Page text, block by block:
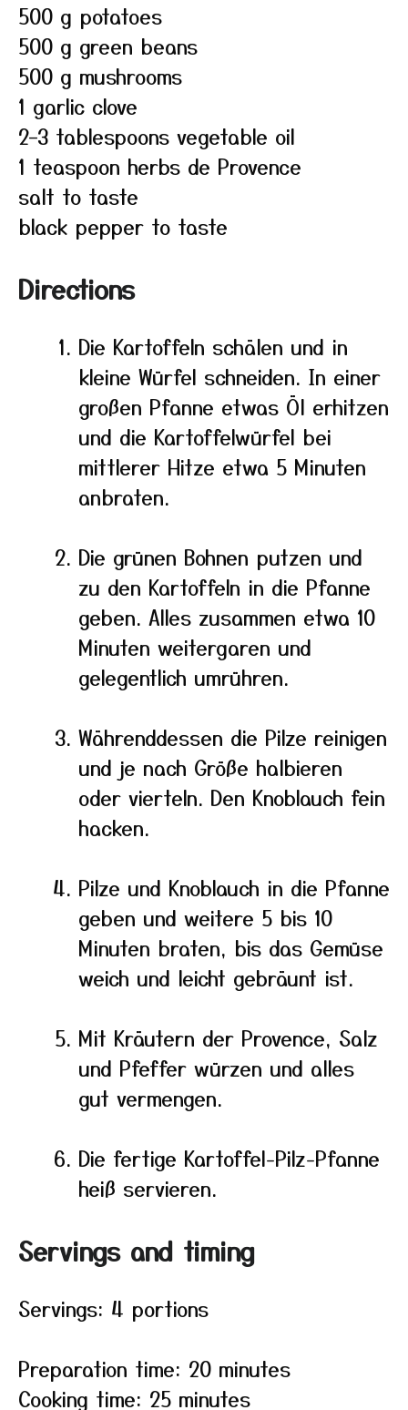
500 g potatoes
500 g green beans
500 g mushrooms
1 garlic clove
2–3 tablespoons vegetable oil
1 teaspoon herbs de Provence
salt to taste
black pepper to taste
Directions
Die Kartoffeln schälen und in
kleine Würfel schneiden. In einer
großen Pfanne etwas Öl erhitzen
und die Kartoffelwürfel bei
mittlerer Hitze etwa 5 Minuten
anbraten.
Die grünen Bohnen putzen und
zu den Kartoffeln in die Pfanne
geben. Alles zusammen etwa 10
Minuten weitergaren und
gelegentlich umrühren.
Währenddessen die Pilze reinigen
und je nach Größe halbieren
oder vierteln. Den Knoblauch fein
hacken.
Pilze und Knoblauch in die Pfanne
geben und weitere 5 bis 10
Minuten braten, bis das Gemüse
weich und leicht gebräunt ist.
Mit Kräutern der Provence, Salz
und Pfeffer würzen und alles
gut vermengen.
Die fertige Kartoffel-Pilz-Pfanne
heiß servieren.
Servings and timing
Servings: 4 portions
Preparation time: 20 minutes
Cooking time: 25 minutes